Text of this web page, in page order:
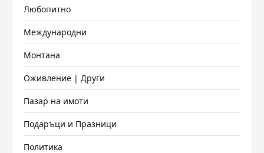
Любопитно
Международни
Монтана
Оживление | Други
Пазар на имоти
Подаръци и Празници
Политика